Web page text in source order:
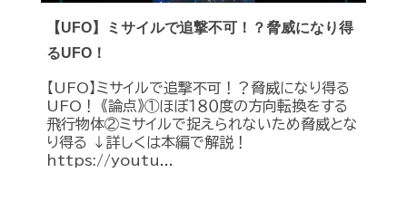
【UFO】ミサイルで追撃不可！？脅威になり得
るUFO！
【UFO】ミサイルで追撃不可！？脅威になり得る
UFO！ 《論点》①ほぼ１８０度の方向転換をする
飛行物体②ミサイルで捉えられないため脅威とな
り得る ↓詳しくは本編で解説！
https://youtu...